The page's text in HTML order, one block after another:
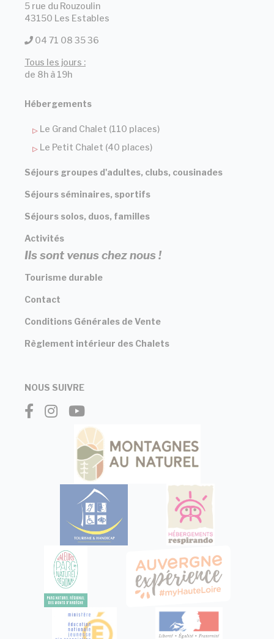
5 rue du Rouzoulin
43150 Les Estables
04 71 08 35 36
Tous les jours :
de 8h à 19h
Hébergements
Le Grand Chalet (110 places)
Le Petit Chalet (40 places)
Séjours groupes d'adultes, clubs, cousinades
Séjours séminaires, sportifs
Séjours solos, duos, familles
Activités
Ils sont venus chez nous !
Tourisme durable
Contact
Conditions Générales de Vente
Règlement intérieur des Chalets
NOUS SUIVRE